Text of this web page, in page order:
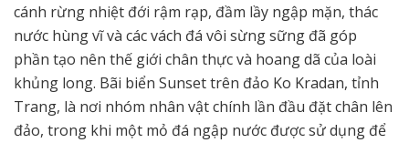
cánh rừng nhiệt đới rậm rạp, đầm lầy ngập mặn, thác
nước hùng vĩ và các vách đá vôi sừng sững đã góp
phần tạo nên thế giới chân thực và hoang dã của loài
khủng long. Bãi biển Sunset trên đảo Ko Kradan, tỉnh
Trang, là nơi nhóm nhân vật chính lần đầu đặt chân lên
đảo, trong khi một mỏ đá ngập nước được sử dụng để